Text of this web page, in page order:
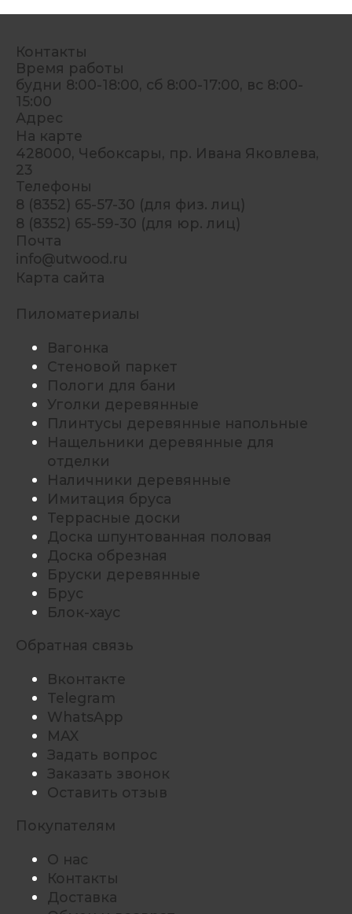
Контакты
Время работы
будни 8:00-18:00, сб 8:00-17:00, вс 8:00-
15:00
Адрес
На карте
428000, Чебоксары, пр. Ивана Яковлева,
23
Телефоны
8 (8352) 65-57-30 (для физ. лиц)
8 (8352) 65-59-30 (для юр. лиц)
Почта
info@utwood.ru
Карта сайта
Пиломатериалы
Вагонка
Стеновой паркет
Пологи для бани
Уголки деревянные
Плинтусы деревянные напольные
Нащельники деревянные для
отделки
Наличники деревянные
Имитация бруса
Террасные доски
Доска шпунтованная половая
Доска обрезная
Бруски деревянные
Брус
Блок-хаус
Обратная связь
Вконтакте
Telegram
WhatsApp
MAX
Задать вопрос
Заказать звонок
Оставить отзыв
Покупателям
О нас
Контакты
Доставка